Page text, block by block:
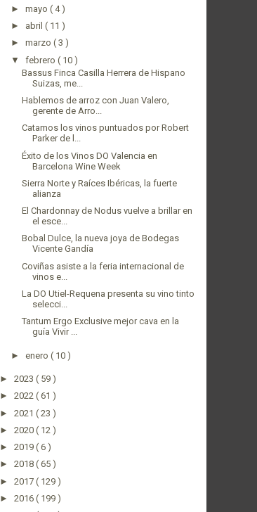
► mayo ( 4 )
► abril ( 11 )
► marzo ( 3 )
▼ febrero ( 10 )
Bassus Finca Casilla Herrera de Hispano
Suizas, me...
Hablemos de arroz con Juan Valero,
gerente de Arro...
Catamos los vinos puntuados por Robert
Parker de l...
Éxito de los Vinos DO Valencia en
Barcelona Wine Week
Sierra Norte y Raíces Ibéricas, la fuerte
alianza
El Chardonnay de Nodus vuelve a brillar en
el esce...
Bobal Dulce, la nueva joya de Bodegas
Vicente Gandía
Coviñas asiste a la feria internacional de
vinos e...
La DO Utiel-Requena presenta su vino tinto
selecci...
Tantum Ergo Exclusive mejor cava en la
guía Vivir ...
► enero ( 10 )
► 2023 ( 59 )
► 2022 ( 61 )
► 2021 ( 23 )
► 2020 ( 12 )
► 2019 ( 6 )
► 2018 ( 65 )
► 2017 ( 129 )
► 2016 ( 199 )